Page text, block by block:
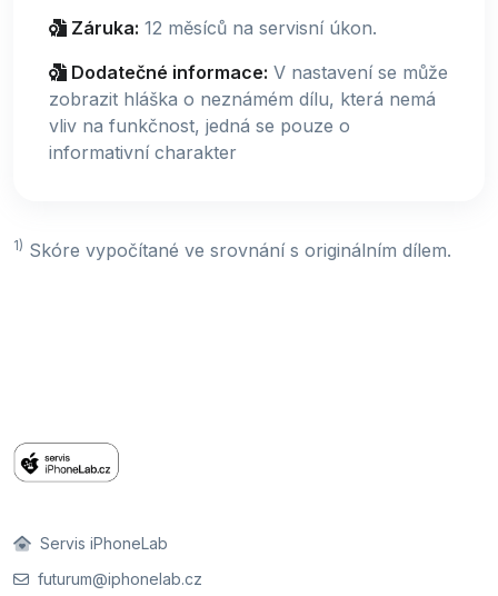
Záruka: 12 měsíců na servisní úkon.
Dodatečné informace: V nastavení se může
zobrazit hláška o neznámém dílu, která nemá
vliv na funkčnost, jedná se pouze o
informativní charakter
1) Skóre vypočítané ve srovnání s originálním dílem.
Servis iPhoneLab
futurum@iphonelab.cz